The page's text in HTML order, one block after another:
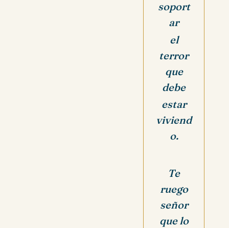
soport
ar
el
terror
que
debe
estar
viviend
o.
Te
ruego
señor
que lo